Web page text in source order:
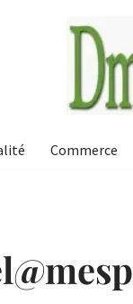
Commerce